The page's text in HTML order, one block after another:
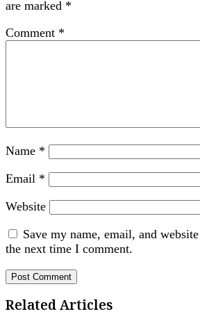
are marked *
Comment *
Name *
Email *
Website
Save my name, email, and
the next time I comment.
Related Articles